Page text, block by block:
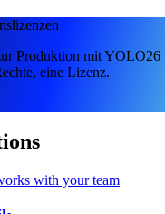
Produktion mit
eine Lizenz.